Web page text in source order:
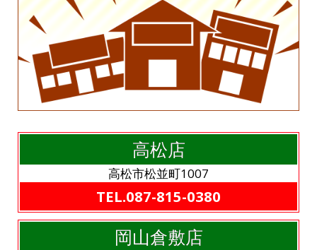
高松店
高松市松並町1007
TEL.087-815-0380
岡山倉敷店